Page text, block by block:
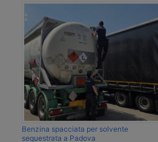
Benzina spacciata per solvente
sequestrata a Padova